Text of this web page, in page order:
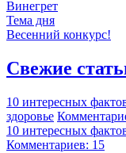
Винегрет
Тема дня
Весенний конкурс!
Свежие
10 интересных
здоровье
10 интересных
Комментариев: 15